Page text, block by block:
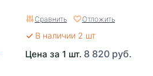
Сравнить Отложить
В наличии 2 шт
Цена за 1 шт. 8 820 руб.